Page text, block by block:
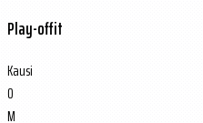
Play-offit
Kausi
O
M